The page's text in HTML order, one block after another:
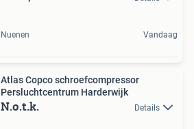
Nuenen Vandaag
Atlas Copco schroefcompressor
Persluchtcentrum Harderwijk
N.o.t.k. Details